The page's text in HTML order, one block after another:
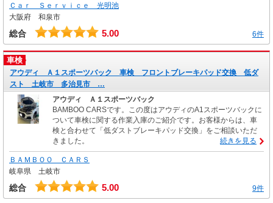
Ｃａｒ Ｓｅｒｖｉｃｅ 光明池
大阪府 和泉市
総合 5.00 6件
車検
アウディ Ａ１スポーツバック 車検 フロントブレーキパッド交換 低ダ
スト 土岐市 多治見市 …
アウディ Ａ１スポーツバック
BAMBOO CARSです。この度はアウディのA1スポーツバックに
ついて車検に関する作業入庫のご紹介です。お客様からは、車
検と合わせて「低ダストブレーキパッド交換」をご相談いただ
きました。
続きを見る
ＢＡＭＢＯＯ ＣＡＲＳ
岐阜県 土岐市
総合 5.00 9件